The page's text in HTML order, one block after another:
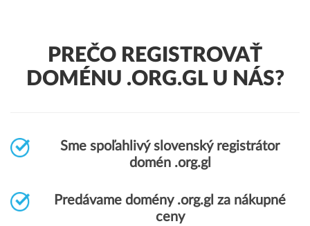
PREČO REGISTROVAŤ
DOMÉNU .ORG.GL U NÁS?
Sme spoľahlivý slovenský registrátor
domén .org.gl
Predávame domény .org.gl za nákupné
ceny